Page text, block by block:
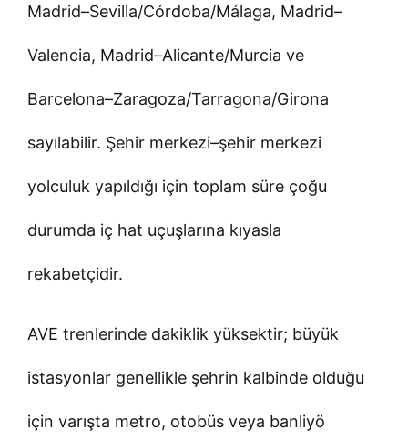
Madrid–Sevilla/Córdoba/Málaga, Madrid–
Valencia, Madrid–Alicante/Murcia ve
Barcelona–Zaragoza/Tarragona/Girona
sayılabilir. Şehir merkezi–şehir merkezi
yolculuk yapıldığı için toplam süre çoğu
durumda iç hat uçuşlarına kıyasla
rekabetçidir.
AVE trenlerinde dakiklik yüksektir; büyük
istasyonlar genellikle şehrin kalbinde olduğu
için varışta metro, otobüs veya banliyö